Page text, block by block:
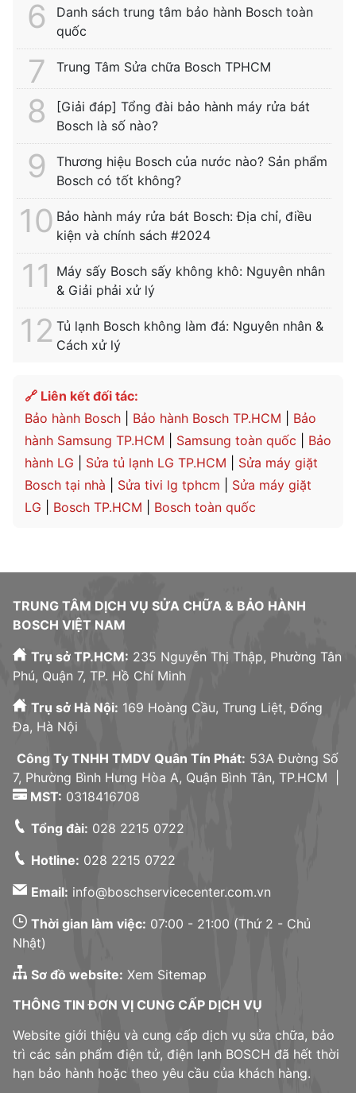
Danh sách trung tâm bảo hành Bosch toàn
quốc
Trung Tâm Sửa chữa Bosch TPHCM
[Giải đáp] Tổng đài bảo hành máy rửa bát
Bosch là số nào?
Thương hiệu Bosch của nước nào? Sản phẩm
Bosch có tốt không?
Bảo hành máy rửa bát Bosch: Địa chỉ, điều
kiện và chính sách #2024
Máy sấy Bosch sấy không khô: Nguyên nhân
& Giải phải xử lý
Tủ lạnh Bosch không làm đá: Nguyên nhân &
Cách xử lý
🔗 Liên kết đối tác:
Bảo hành Bosch
Bảo hành Bosch TP.HCM
Bảo
hành Samsung TP.HCM
Samsung toàn quốc
Bảo
hành LG
Sửa tủ lạnh LG TP.HCM
Sửa máy giặt
Bosch tại nhà
Sửa tivi lg tphcm
Sửa máy giặt
LG
Bosch TP.HCM Bosch toàn quốc
TRUNG TÂM DỊCH VỤ SỬA CHỮA & BẢO HÀNH
BOSCH VIỆT NAM
Trụ sở TP.HCM: 235 Nguyễn Thị Thập, Phường Tân
Phú, Quận 7, TP. Hồ Chí Minh
Trụ sở Hà Nội: 169 Hoàng Cầu, Trung Liệt, Đống
Đa, Hà Nội
Công Ty TNHH TMDV Quân Tín Phát: 53A Đường Số
7, Phường Bình Hưng Hòa A, Quận Bình Tân, TP.HCM |
MST: 0318416708
Tổng đài: 028 2215 0722
Hotline: 028 2215 0722
Email: info@boschservicecenter.com.vn
Thời gian làm việc: 07:00 - 21:00 (Thứ 2 - Chủ
Nhật)
Sơ đồ website: Xem Sitemap
THÔNG TIN ĐƠN VỊ CUNG CẤP DỊCH VỤ
Website giới thiệu và cung cấp dịch vụ sửa chữa, bảo
trì các sản phẩm điện tử, điện lạnh BOSCH đã hết thời
hạn bảo hành hoặc theo yêu cầu của khách hàng.